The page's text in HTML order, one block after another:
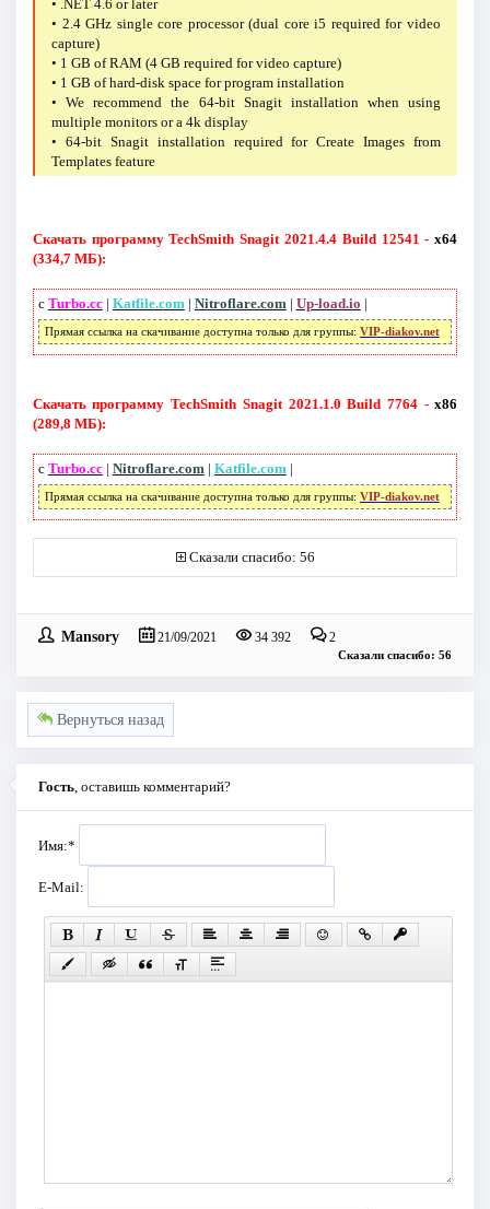
• .NET 4.6 or later
• 2.4 GHz single core processor (dual core i5 required for video
capture)
• 1 GB of RAM (4 GB required for video capture)
• 1 GB of hard-disk space for program installation
• We recommend the 64-bit Snagit installation when using
multiple monitors or a 4k display
• 64-bit Snagit installation required for Create Images from
Templates feature
Скачать программу TechSmith Snagit 2021.4.4 Build 12541 -x64
(334,7 МБ):
с Turbo.cc| Katfile.com| Nitroflare.com| Up-load.io |
Прямая ссылка на скачивание доступна только для группы: VIP-diakov.net
Скачать программу TechSmith Snagit 2021.1.0 Build 7764 -x86
(289,8 МБ):
с Turbo.cc| Nitroflare.com| Katfile.com|
Прямая ссылка на скачивание доступна только для группы: VIP-diakov.net
Сказали спасибо: 56
Mansory 21/09/2021 34 392 2
Сказали спасибо: 56
Вернуться назад
Гость, оставишь комментарий?
Имя:*
E-Mail: